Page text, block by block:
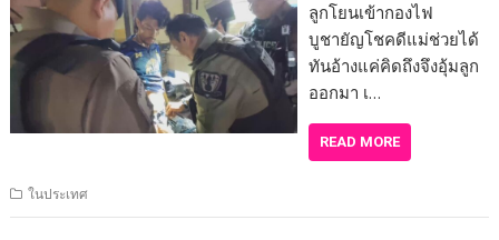
ลูกโยนเข้ากองไฟ
บูชายัญโชคดีแม่ช่วยได้
ทันอ้างแค่คิดถึงจึงอุ้มลูก
ออกมา เ…
READ MORE
ในประเทศ